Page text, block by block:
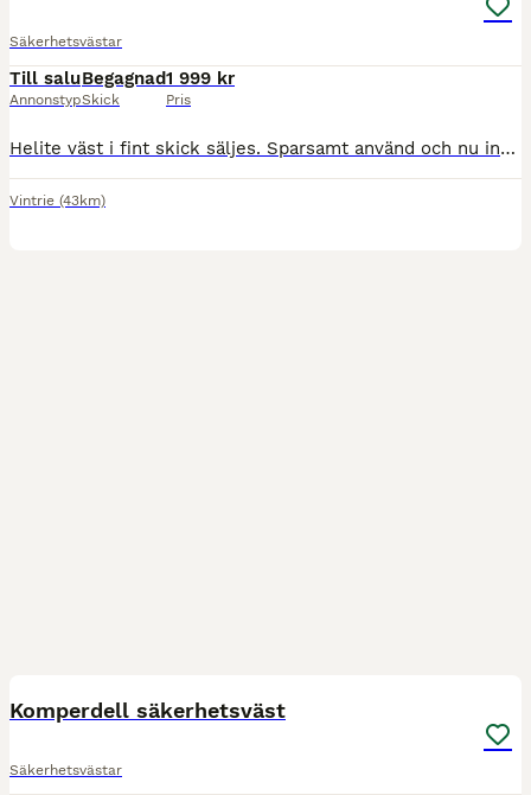
Säkerhetsvästar
Till salu
Annonstyp
Begagnad
Skick
1 999 kr
Pris
Helite väst i fint skick säljes. Sparsamt använd och nu inte använd på några år. En patron medföljer. Kan skickas mot att köparen betalar frakten, samt betalar innan varan postas. Storlek Child L
Vintrie (43km)
Komperdell säkerhetsväst
Säkerhetsvästar